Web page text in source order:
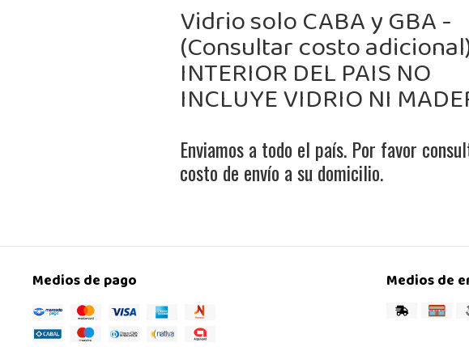
Vidrio solo CABA y GBA -
(Consultar costo
INTERIOR DEL PAIS NO
INCLUYE VIDRIO NI
Enviamos a todo el país. Por favor
costo de envío a su domicilio.
Medios de pago Medios de